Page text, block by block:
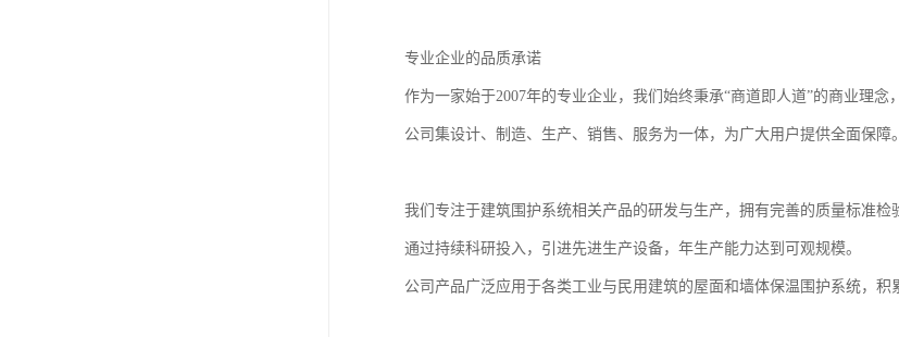
专业企业的品质承诺
作为一家始于2007年的专业企业，我们始终秉承“商道即人道”的商业理念
公司集设计、制造、生产、销售、服务为一体，为广大用户提供全面保障。
我们专注于建筑围护系统相关产品的研发与生产，拥有完善的质量标准检
通过持续科研投入，引进先进生产设备，年生产能力达到可观规模。
公司产品广泛应用于各类工业与民用建筑的屋面和墙体保温围护系统，积